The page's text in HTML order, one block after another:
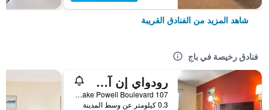
شاهد المزيد من الفنادق القريبة
فنادق رخيصة في باج
رودواي إن آت ليك باول
107 South Lake Powell Boulevard, باج, AZ, الولايات المتحدة الأميريكية
0.3 كيلومتر عن وسط المدينة